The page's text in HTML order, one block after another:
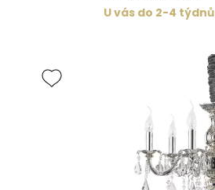
U vás do 2-4 týdnů